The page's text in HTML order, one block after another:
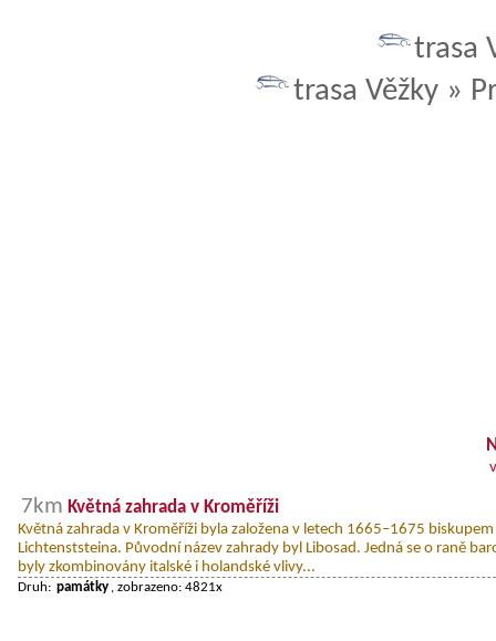
trasa
trasa Věžky »
7km Květná zahrada v Kroměříži
Květná zahrada v Kroměříži byla založena v letech 1665–1675 biskupem
Lichtenststeina. Původní název zahrady byl Libosad. Jedná se o raně
byly zkombinovány italské i holandské vlivy...
Druh: památky , zobrazeno: 4821x